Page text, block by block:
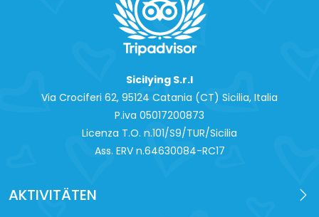
Sicilying S.r.l
Via Crociferi 62, 95124 Catania (CT) Sicilia, Italia
P.iva 0‍5017200873
Licenza T.O. n.101/S9/TUR/Sicilia
Ass. ERV n.64630084-RC17
AKTIVITÄTEN